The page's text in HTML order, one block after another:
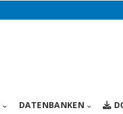
DATENBANKEN